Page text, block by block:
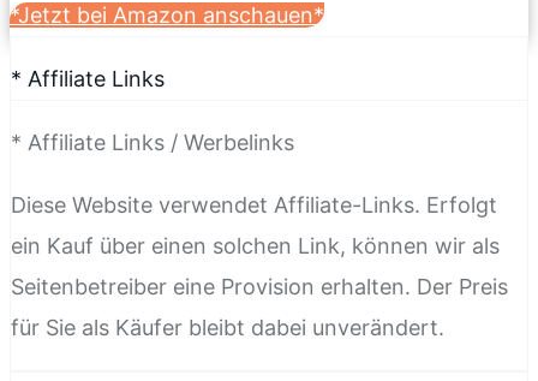
*Jetzt bei Amazon anschauen*
* Affiliate Links
* Affiliate Links / Werbelinks
Diese Website verwendet Affiliate-Links. Erfolgt
ein Kauf über einen solchen Link, können wir als
Seitenbetreiber eine Provision erhalten. Der Preis
für Sie als Käufer bleibt dabei unverändert.